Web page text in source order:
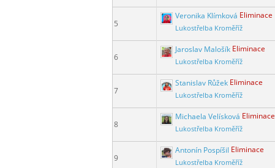
5
Veronika Klímková Eliminace
Lukostřelba Kroměříž
6
Jaroslav Malošík Eliminace
Lukostřelba Kroměříž
7
Stanislav Růžek Eliminace
Lukostřelba Kroměříž
8
Michaela Velísková Eliminace
Lukostřelba Kroměříž
9
Antonín Pospíšil Eliminace
Lukostřelba Kroměříž